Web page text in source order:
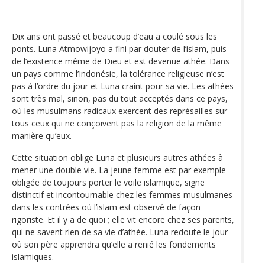
Dix ans ont passé et beaucoup d’eau a coulé sous les
ponts. Luna Atmowijoyo a fini par douter de l’islam, puis
de l’existence même de Dieu et est devenue athée. Dans
un pays comme l’Indonésie, la tolérance religieuse n’est
pas à l’ordre du jour et Luna craint pour sa vie. Les athées
sont très mal, sinon, pas du tout acceptés dans ce pays,
où les musulmans radicaux exercent des représailles sur
tous ceux qui ne conçoivent pas la religion de la même
manière qu’eux.
Cette situation oblige Luna et plusieurs autres athées à
mener une double vie. La jeune femme est par exemple
obligée de toujours porter le voile islamique, signe
distinctif et incontournable chez les femmes musulmanes
dans les contrées où l’islam est observé de façon
rigoriste. Et il y a de quoi ; elle vit encore chez ses parents,
qui ne savent rien de sa vie d’athée. Luna redoute le jour
où son père apprendra qu’elle a renié les fondements
islamiques.